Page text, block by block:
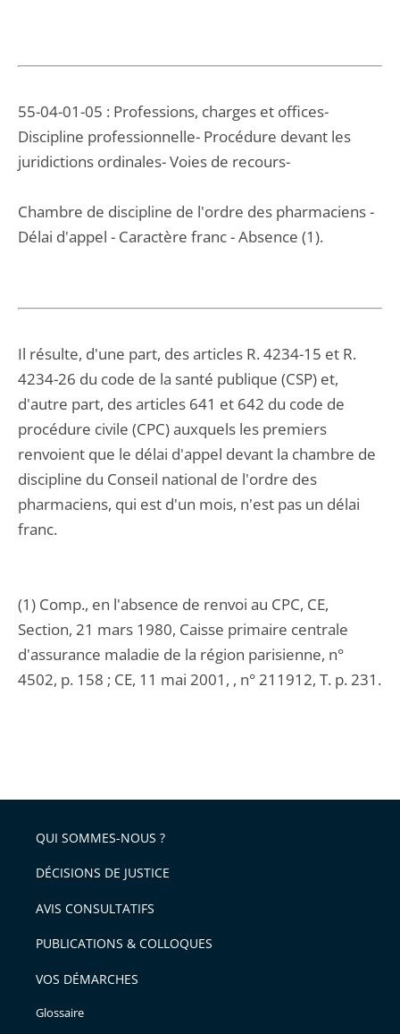
55-04-01-05 : Professions, charges et offices-
Discipline professionnelle- Procédure devant les
juridictions ordinales- Voies de recours-
Chambre de discipline de l'ordre des pharmaciens -
Délai d'appel - Caractère franc - Absence (1).
Il résulte, d'une part, des articles R. 4234-15 et R.
4234-26 du code de la santé publique (CSP) et,
d'autre part, des articles 641 et 642 du code de
procédure civile (CPC) auxquels les premiers
renvoient que le délai d'appel devant la chambre de
discipline du Conseil national de l'ordre des
pharmaciens, qui est d'un mois, n'est pas un délai
franc.
(1) Comp., en l'absence de renvoi au CPC, CE,
Section, 21 mars 1980, Caisse primaire centrale
d'assurance maladie de la région parisienne, n°
4502, p. 158 ; CE, 11 mai 2001, , n° 211912, T. p. 231.
QUI SOMMES-NOUS ?
DÉCISIONS DE JUSTICE
AVIS CONSULTATIFS
PUBLICATIONS & COLLOQUES
VOS DÉMARCHES
Glossaire